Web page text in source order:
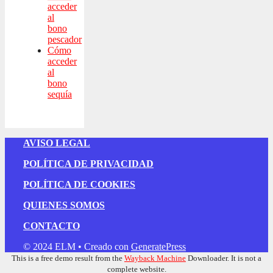
acceder
al
bono
pescador
Cómo
acceder
al
bono
sequía
AVISO LEGAL
POLÍTICA DE PRIVACIDAD
POLÍTICA DE COOKIES
QUIENES SOMOS
CONTACTO
© 2024 ELM • Creado con GeneratePress
This is a free demo result from the Wayback Machine Downloader. It is not a
complete website.